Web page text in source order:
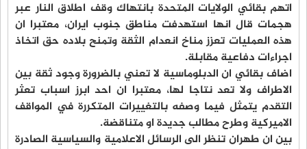
اتهم بقائي الولايات المتحدة بانتهاك وقف اطلاق النار عبر
هجمات قال انها استهدفت مناطق جنوب ايران، معتبرا ان
هذه العمليات تعزز مناخ انعدام الثقة وتمنح بلاده حق اتخاذ
اجراءات دفاعية مقابلة.
اضاف بقائي ان الدبلوماسية لا تعني بالضرورة وجود ثقة بين
الاطراف ولا تعد نتاجا لها، معتبرا ان احد ابرز اسباب تعثر
التقدم يتمثل فيما وصفه بالتغييرات المتكررة في المواقف
الاميركية وطرح مطالب جديدة او متناقضة.
بين ان طهران تنظر الى الرسائل الاعلامية والسياسية الصادرة